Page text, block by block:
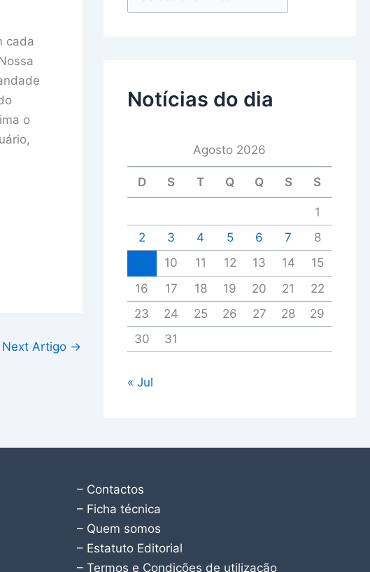
cada
o
Next Artigo →
Notícias do dia
Agosto 2026
D S T Q Q S S
1
2
3 4 5 6 7
8
10 11 12 13 14
15
16
17 18 19 20 21
22
23
24 25 26 27 28
29
30
31
« Jul
– Contactos
– Ficha técnica
– Quem somos
– Estatuto Editorial
– Termos e Condições de utilização